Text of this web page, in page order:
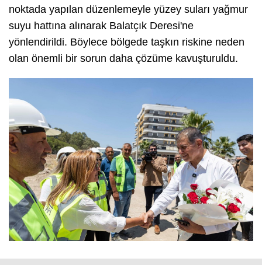
noktada yapılan düzenlemeyle yüzey suları yağmur
suyu hattına alınarak Balatçık Deresi'ne
yönlendirildi. Böylece bölgede taşkın riskine neden
olan önemli bir sorun daha çözüme kavuşturuldu.